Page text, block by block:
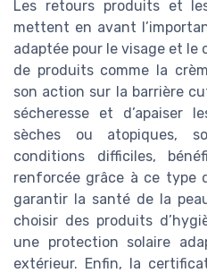
Les retours produits et
mettent en avant
adaptée pour le visage et le
de produits comme la
son action sur la barrière
sécheresse et d’apaiser
sèches ou atopiques,
conditions difficiles,
renforcée grâce à ce type
garantir la santé de la
choisir des produits
une protection solaire
extérieur. Enfin, la